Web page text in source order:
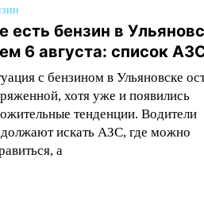
есть бензин в
6 августа: список
с бензином в Ульяновске
хотя уже и появились
тенденции. Водители
искать АЗС, где можно
а